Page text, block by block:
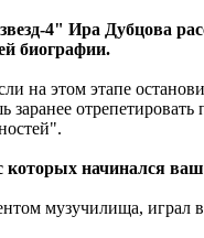
4" Ира Дубцова
биографии.
на этом этапе
заранее
которых начинался
музучилища,